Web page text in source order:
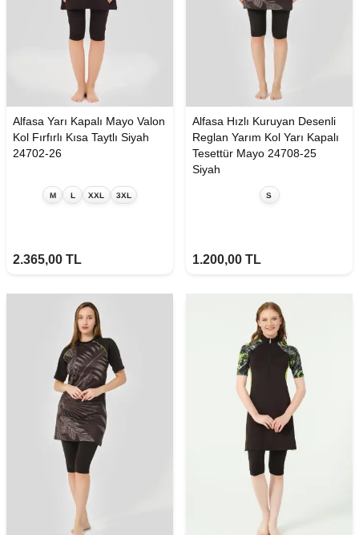
Alfasa Yarı Kapalı Mayo Valon
Kol Fırfırlı Kısa Taytlı Siyah
24702-26
M L XXL 3XL
2.365,00 TL
Alfasa Hızlı Kuruyan Desenli
Reglan Yarım Kol Yarı Kapalı
Tesettür Mayo 24708-25
Siyah
S
1.200,00 TL